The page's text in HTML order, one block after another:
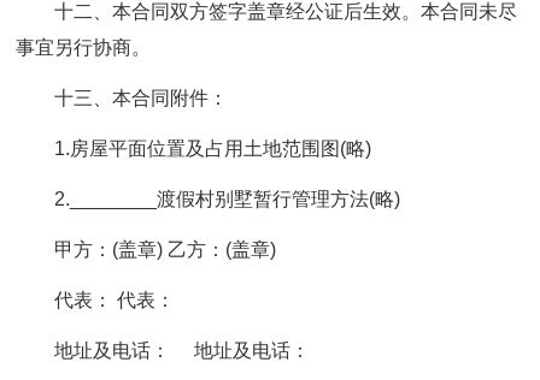
十二、本合同双方签字盖章经公证后生效。本合同未尽
事宜另行协商。
十三、本合同附件：
1.房屋平面位置及占用土地范围图(略)
2.________渡假村别墅暂行管理方法(略)
甲方：(盖章) 乙方：(盖章)
代表： 代表：
地址及电话： 地址及电话：